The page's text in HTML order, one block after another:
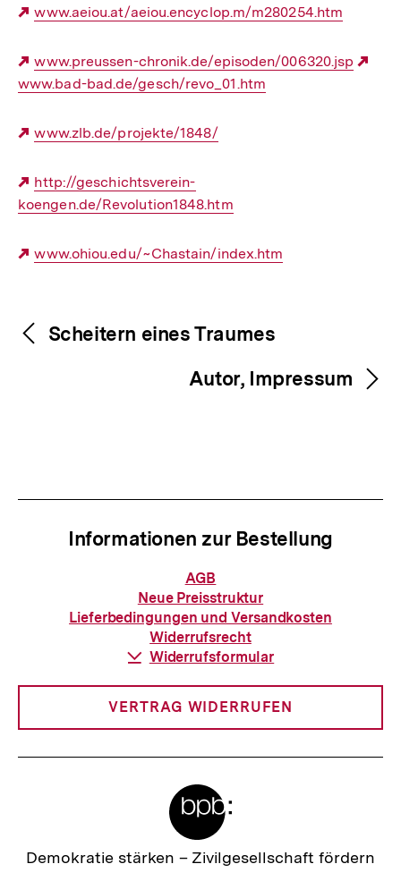
Externer
www.aeiou.at/aeiou.encyclop.m/m280254.htm
Externer
Link:
www.preussen-chronik.de/episoden/006320.jsp
www.bad-bad.de/gesch/revo_01.htm
Externer
www.zlb.de/projekte/1848/
Externer
Link:
http://geschichtsverein-
koengen.de/Revolution1848.htm
Externer
www.ohiou.edu/~Chastain/index.htm
Inhaltsnavigation
Inhaltsnavigation
Scheitern eines Traumes
Autor, Impressum
Informationen zur Bestellung
Informationen
zur
Bestellung
AGB
Neue Preisstruktur
Lieferbedingungen und Versandkosten
Widerrufsrecht
Download-
Widerrufsformular
VERTRAG WIDERRUFEN
Zur
Demokratie stärken – Zivilgesellschaft fördern